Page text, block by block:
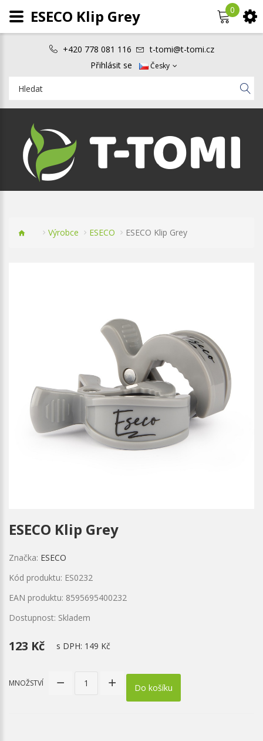
+420 778 081 116
t-tomi@t-tomi.cz
Přihlásit se
Česky
0
Výrobce ESECO ESECO Klip Grey
ESECO Klip Grey
Značka: ESECO
Kód produktu: ES0232
EAN produktu: 8595695400232
Dostupnost: Skladem
123 Kč s DPH: 149 Kč
MNOŽSTVÍ Do košíku
ESECO Klip Grey